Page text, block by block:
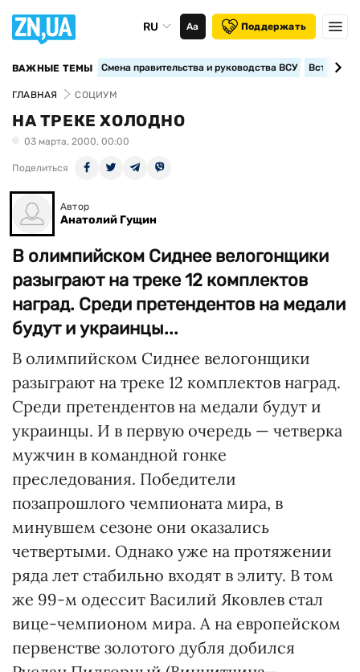
RU Аа Поддержать
ВАЖНЫЕ ТЕМЫ Смена правительства и руководства ВСУ
ГЛАВНАЯ СОЦИУМ
НА ТРЕКЕ ХОЛОДНО
03 марта, 2000, 00:00
Поделиться
Автор
Анатолий Гущин
В олимпийском Сиднее велогонщики
разыграют на треке 12 комплектов
наград. Среди претендентов на медали
будут и украинцы...
В олимпийском Сиднее велогонщики
разыграют на треке 12 комплектов наград.
Среди претендентов на медали будут и
украинцы. И в первую очередь — четверка
мужчин в командной гонке
преследования. Победители
позапрошлого чемпионата мира, в
минувшем сезоне они оказались
четвертыми. Однако уже на протяжении
ряда лет стабильно входят в элиту. В том
же 99-м одессит Василий Яковлев стал
вице-чемпионом мира. А на европейском
первенстве золотого дубля добился